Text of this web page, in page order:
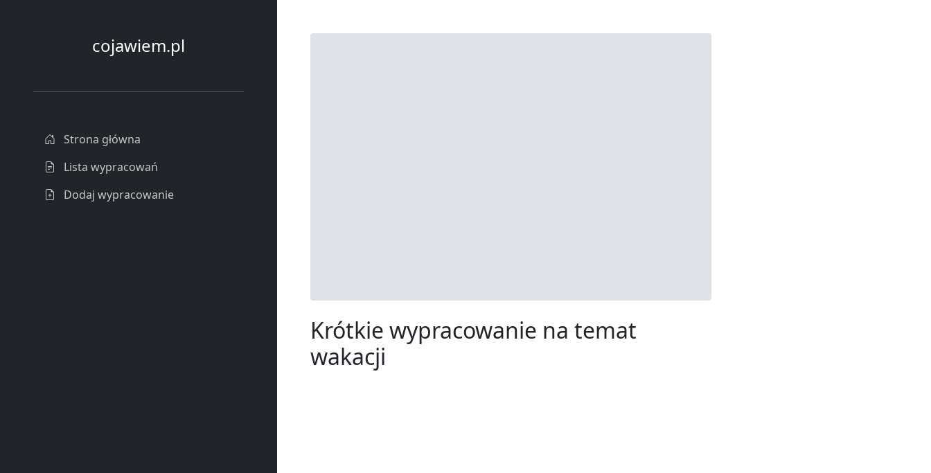
cojawiem.pl
Strona główna
Lista wypracowań
Dodaj wypracowanie
Krótkie wypracowanie na temat
wakacji